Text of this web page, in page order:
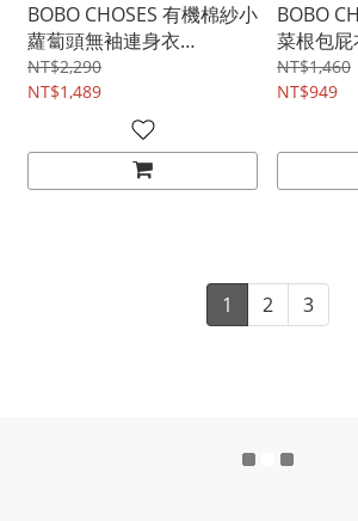
BOBO CHOSES 有機棉紗小
蘿蔔頭無袖連身衣
6M~18M
NT$2,290
NT$1,489
BOBO
菜根包
NT$1,460
NT$949
1 2 3